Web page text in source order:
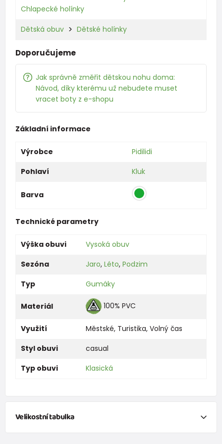
Chlapecké holínky
Dětská obuv Dětské holínky
Doporučujeme
Jak správně změřit dětskou nohu doma:
Návod, díky kterému už nebudete muset
vracet boty z e-shopu
Základní informace
Výrobce
Pidilidi
Pohlaví
Kluk
Barva
Technické parametry
Výška obuvi
Vysoká obuv
Sezóna
Jaro, Léto, Podzim
Typ
Gumáky
Materiál 100% PVC
Využití Městské, Turistika, Volný čas
Styl obuvi
casual
Typ obuvi
Klasická
Velikostní tabulka